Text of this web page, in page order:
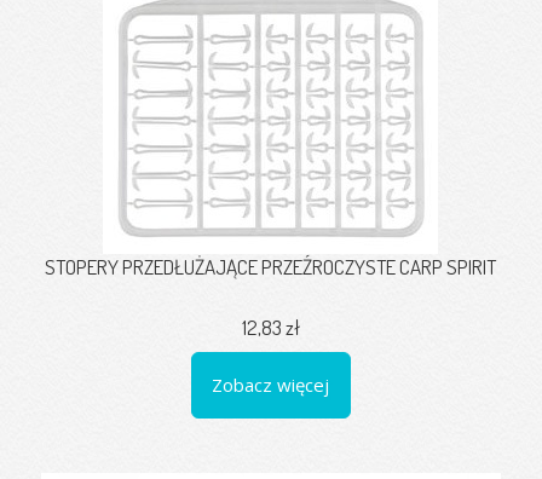
STOPERY PRZEDŁUŻAJĄCE PRZEŹROCZYSTE CARP SPIRIT
12,83 zł
Zobacz więcej